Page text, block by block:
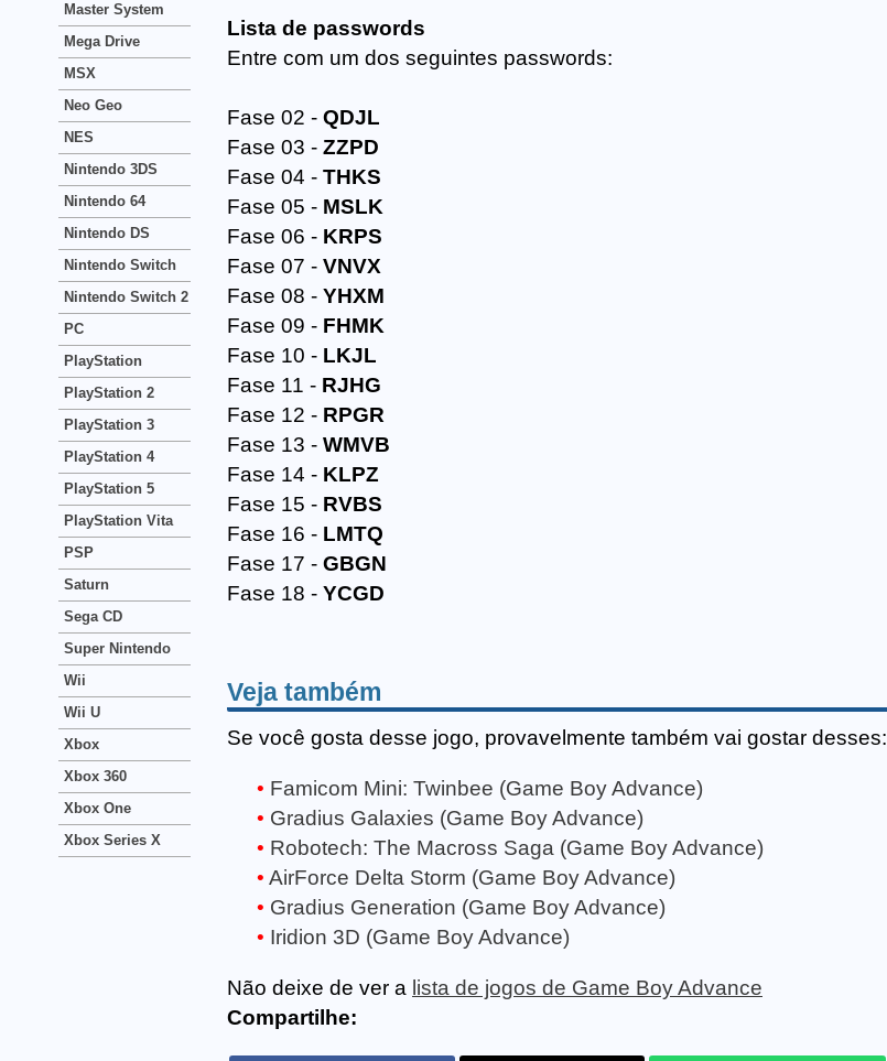
Lista de passwords
Entre com um dos seguintes passwords:
Fase 02 - QDJL
Fase 03 - ZZPD
Fase 04 - THKS
Fase 05 - MSLK
Fase 06 - KRPS
Fase 07 - VNVX
Fase 08 - YHXM
Fase 09 - FHMK
Fase 10 - LKJL
Fase 11 - RJHG
Fase 12 - RPGR
Fase 13 - WMVB
Fase 14 - KLPZ
Fase 15 - RVBS
Fase 16 - LMTQ
Fase 17 - GBGN
Fase 18 - YCGD
Veja também
Se você gosta desse jogo, provavelmente também vai gostar desses:
Famicom Mini: Twinbee (Game Boy Advance)
Gradius Galaxies (Game Boy Advance)
Robotech: The Macross Saga (Game Boy Advance)
AirForce Delta Storm (Game Boy Advance)
Gradius Generation (Game Boy Advance)
Iridion 3D (Game Boy Advance)
Não deixe de ver a lista de jogos de Game Boy Advance
Compartilhe:
Master System
Mega Drive
MSX
Neo Geo
NES
Nintendo 3DS
Nintendo 64
Nintendo DS
Nintendo Switch
Nintendo Switch 2
PC
PlayStation
PlayStation 2
PlayStation 3
PlayStation 4
PlayStation 5
PlayStation Vita
PSP
Saturn
Sega CD
Super Nintendo
Wii
Wii U
Xbox
Xbox 360
Xbox One
Xbox Series X